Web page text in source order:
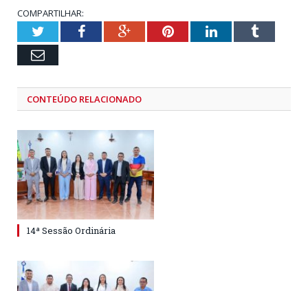
COMPARTILHAR:
TwitterFacebookGoogle+PinterestLinkedInTumblr
Email
CONTEÚDO RELACIONADO
14ª Sessão Ordinária